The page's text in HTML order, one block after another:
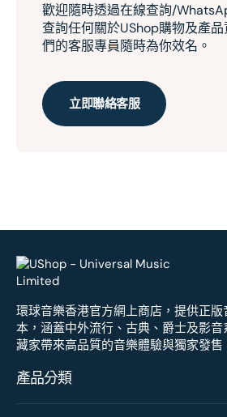
歡迎隨時透過在線查詢/
查詢任何關於UShop購物及產
們的客服專員隨時為你效名。
立即聯絡客服
環球音樂香港官方網上商店，提供正
本，涵蓋中外流行、古典、爵士及影
藏家帶來高品質的音樂體驗與獨家發售
產品分類